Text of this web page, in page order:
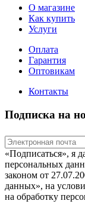
О магазине
Как купить
Услуги
Оплата
Гарантия
Оптовикам
Контакты
Подписка на
«Подписаться», я
персональных
законом от
данных», на
на обработку